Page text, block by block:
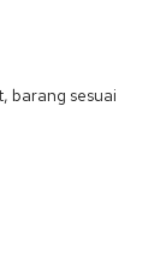
barang sesuai